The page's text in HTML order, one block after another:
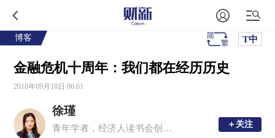
博客 T中
金融危机十周年：我们都在经历历史
2018年09月18日 00:01
徐瑾
青年学者，经济人读书会创始人， FT中文网财经版块主编 ＋关注
＋关注